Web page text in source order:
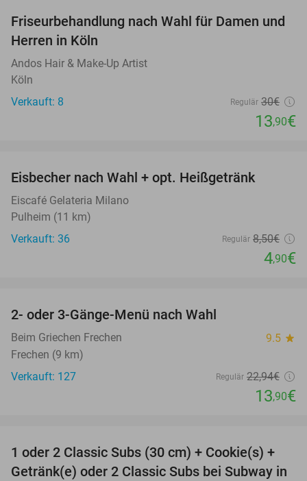
54%
Friseurbehandlung nach Wahl für Damen und
Herren in Köln
Andos Hair & Make-Up Artist
Köln
Verkauft: 8
Regulär 30€
13,90€
Eisbecher nach Wahl + opt. Heißgetränk
Eiscafé Gelateria Milano
Pulheim (11 km)
Verkauft: 36
Regulär 8,50€
4,90€
2- oder 3-Gänge-Menü nach Wahl
Beim Griechen Frechen 9.5 star
Frechen (9 km)
Verkauft: 127
Regulär 22,94€
13,90€
33%
1 oder 2 Classic Subs (30 cm) + Cookie(s) +
Getränk(e) oder 2 Classic Subs bei Subway in